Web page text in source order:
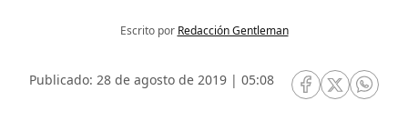
Escrito por Redacción Gentleman
Publicado: 28 de agosto de 2019 | 05:08
RRSS Facebook
RRSSRRSS